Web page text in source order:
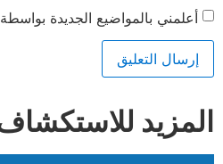
أعلمني بالمواضيع الجديدة بواسطة
المزيد